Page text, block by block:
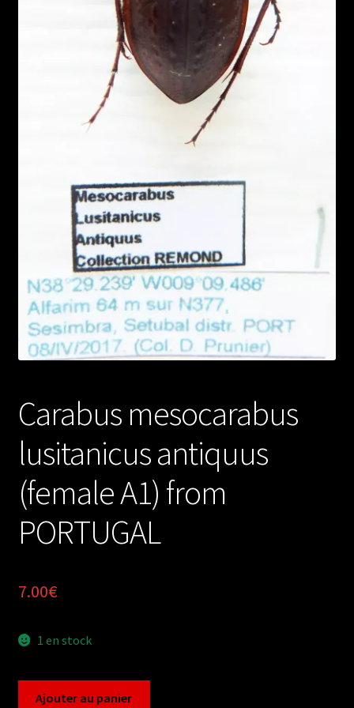
Carabus mesocarabus
lusitanicus antiquus
(female A1) from
PORTUGAL
7.00€
1 en stock
Ajouter au panier